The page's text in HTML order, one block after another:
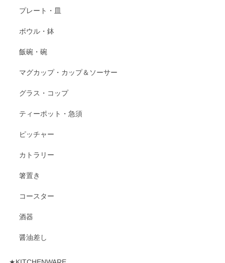
プレート・皿
ボウル・鉢
飯碗・碗
マグカップ・カップ＆ソーサー
グラス・コップ
ティーポット・急須
ピッチャー
カトラリー
箸置き
コースター
酒器
醤油差し